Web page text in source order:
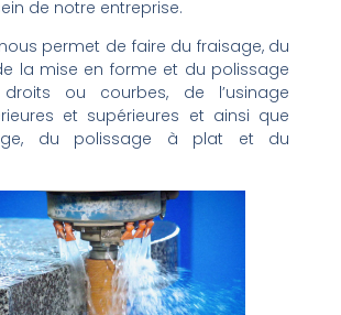
de notre entreprise.
permet de faire du fraisage, du
la mise en forme et du polissage
ou courbes, de l’usinage
et supérieures et ainsi que
du polissage à plat et du